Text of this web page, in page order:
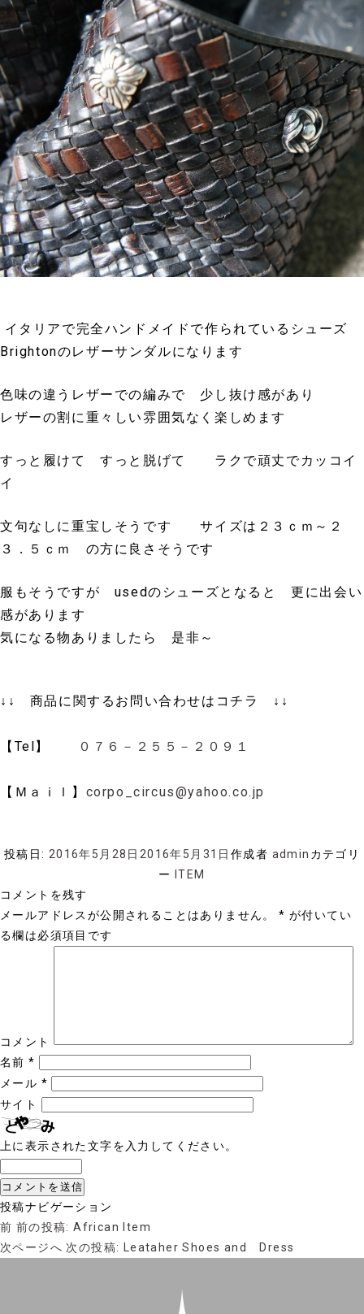
イタリアで完全ハンドメイドで作られているシューズ
Brightonのレザーサンダルになります
色味の違うレザーでの編みで 少し抜け感があり
レザーの割に重々しい雰囲気なく楽しめます
すっと履けて すっと脱げて ラクで頑丈でカッコイ
イ
文句なしに重宝しそうです サイズは２３ｃｍ～２
３．５ｃｍ の方に良さそうです
服もそうですが usedのシューズとなると 更に出会い
感があります
気になる物ありましたら 是非～
↓↓ 商品に関するお問い合わせはコチラ ↓↓
【Tel】 ０７６－２５５－２０９１
【Ｍａｉｌ】 corpo_circus@yahoo.co.jp
投稿日: 2016年5月28日 2016年5月31日 作成者 admin カテゴリ
ーITEM
コメントを残す
メールアドレスが公開されることはありません。
* が付いてい
る欄は必須項目です
コメント
名前*
メール *
サイト
上に表示された文字を入力してください。
投稿ナビゲーション
前 前の投稿: African Item
次ページへ 次の投稿: Leataher Shoes and Dress